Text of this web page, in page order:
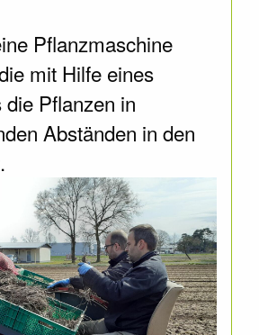
Pflanzmaschine
mit Hilfe eines
die Pflanzen in
Abständen in den